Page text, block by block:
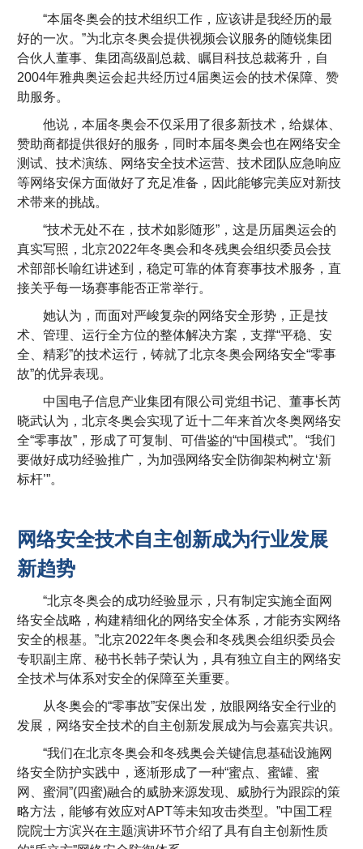
“本届冬奥会的技术组织工作，应该讲是我经历的最
好的一次。”为北京冬奥会提供视频会议服务的随锐集团
合伙人董事、集团高级副总裁、瞩目科技总裁蒋升，自
2004年雅典奥运会起共经历过4届奥运会的技术保障、赞
助服务。
他说，本届冬奥会不仅采用了很多新技术，给媒体、
赞助商都提供很好的服务，同时本届冬奥会也在网络安全
测试、技术演练、网络安全技术运营、技术团队应急响应
等网络安保方面做好了充足准备，因此能够完美应对新技
术带来的挑战。
“技术无处不在，技术如影随形”，这是历届奥运会的
真实写照，北京2022年冬奥会和冬残奥会组织委员会技
术部部长喻红讲述到，稳定可靠的体育赛事技术服务，直
接关乎每一场赛事能否正常举行。
她认为，而面对严峻复杂的网络安全形势，正是技
术、管理、运行全方位的整体解决方案，支撑“平稳、安
全、精彩”的技术运行，铸就了北京冬奥会网络安全“零事
故”的优异表现。
中国电子信息产业集团有限公司党组书记、董事长芮
晓武认为，北京冬奥会实现了近十二年来首次冬奥网络安
全“零事故”，形成了可复制、可借鉴的“中国模式”。“我们
要做好成功经验推广，为加强网络安全防御架构树立‘新
标杆’”。
网络安全技术自主创新成为行业发展
新趋势
“北京冬奥会的成功经验显示，只有制定实施全面网
络安全战略，构建精细化的网络安全体系，才能夯实网络
安全的根基。”北京2022年冬奥会和冬残奥会组织委员会
专职副主席、秘书长韩子荣认为，具有独立自主的网络安
全技术与体系对安全的保障至关重要。
从冬奥会的“零事故”安保出发，放眼网络安全行业的
发展，网络安全技术的自主创新发展成为与会嘉宾共识。
“我们在北京冬奥会和冬残奥会关键信息基础设施网
络安全防护实践中，逐渐形成了一种“蜜点、蜜罐、蜜
网、蜜洞”(四蜜)融合的威胁来源发现、威胁行为跟踪的策
略方法，能够有效应对APT等未知攻击类型。”中国工程
院院士方滨兴在主题演讲环节介绍了具有自主创新性质